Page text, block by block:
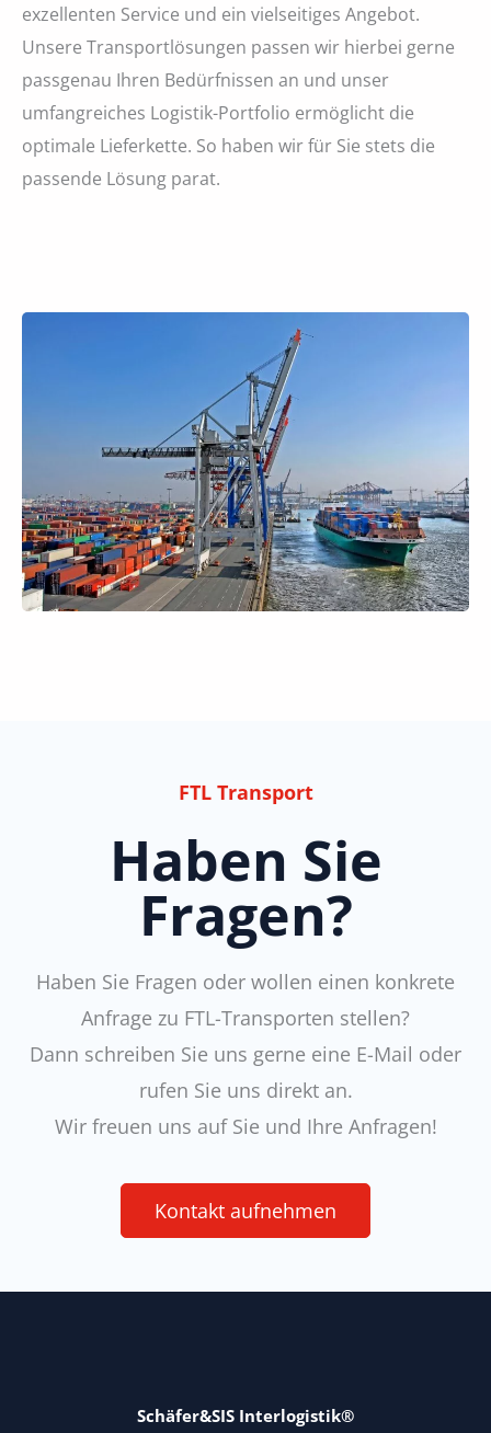
exzellenten Service und ein vielseitiges Angebot.
Unsere Transportlösungen passen wir hierbei gerne
passgenau Ihren Bedürfnissen an und unser
umfangreiches Logistik-Portfolio ermöglicht die
optimale Lieferkette. So haben wir für Sie stets die
passende Lösung parat.
FTL Transport
Haben Sie
Fragen?
Haben Sie Fragen oder wollen einen konkrete
Anfrage zu FTL-Transporten stellen?
Dann schreiben Sie uns gerne eine E-Mail oder
rufen Sie uns direkt an.
Wir freuen uns auf Sie und Ihre Anfragen!
Kontakt aufnehmen
Schäfer&SIS Interlogistik®